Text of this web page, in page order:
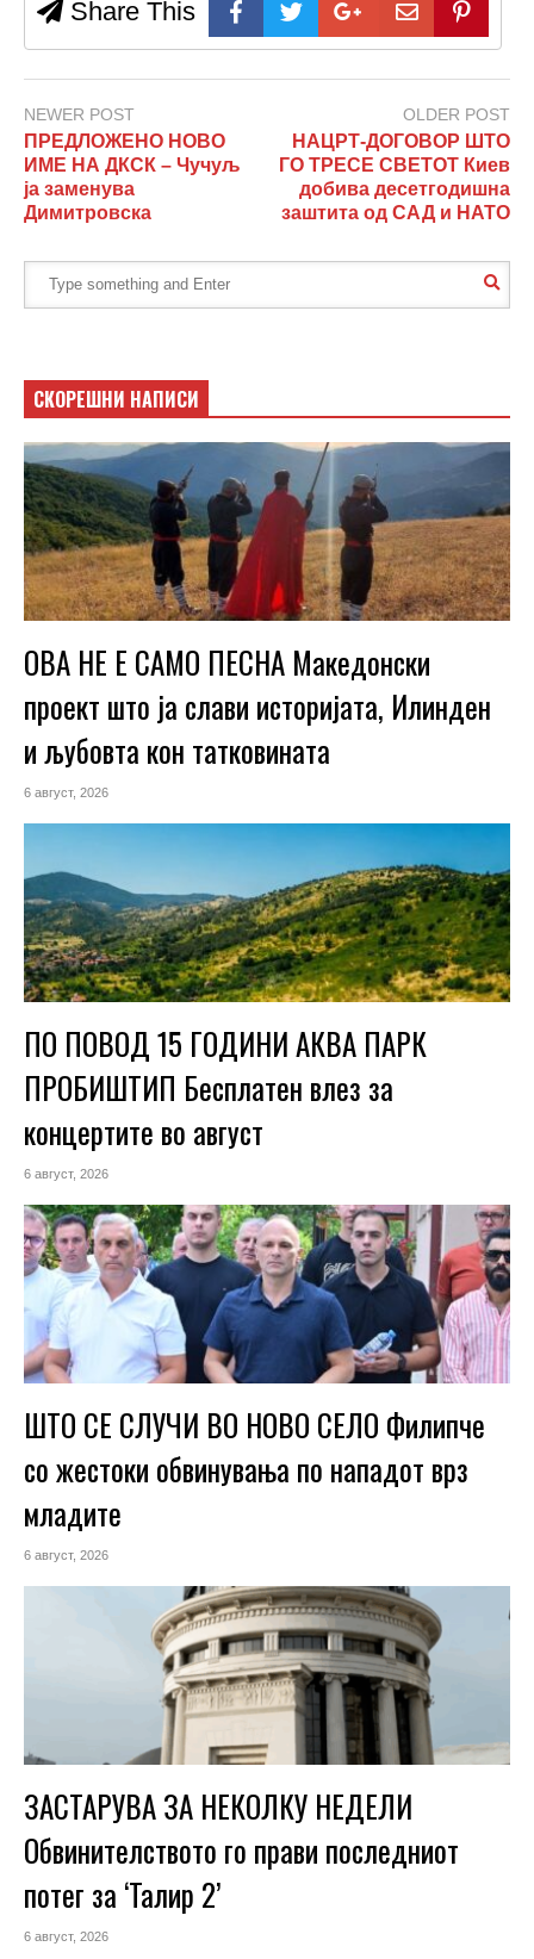
Share This
NEWER POST
ПРЕДЛОЖЕНО НОВО
ИМЕ НА ДКСК – Чучуљ
ја заменува
Димитровска
OLDER POST
НАЦРТ-ДОГОВОР ШТО
ГО ТРЕСЕ СВЕТОТ Киев
добива десетгодишна
заштита од САД и НАТО
СКОРЕШНИ НАПИСИ
ОВА НЕ Е САМО ПЕСНА Македонски
проект што ја слави историјата, Илинден
и љубовта кон татковината
6 август, 2026
ПО ПОВОД 15 ГОДИНИ АКВА ПАРК
ПРОБИШТИП Бесплатен влез за
концертите во август
6 август, 2026
ШТО СЕ СЛУЧИ ВО НОВО СЕЛО Филипче
со жестоки обвинувања по нападот врз
младите
6 август, 2026
ЗАСТАРУВА ЗА НЕКОЛКУ НЕДЕЛИ
Обвинителството го прави последниот
потег за ‘Талир 2’
6 август, 2026